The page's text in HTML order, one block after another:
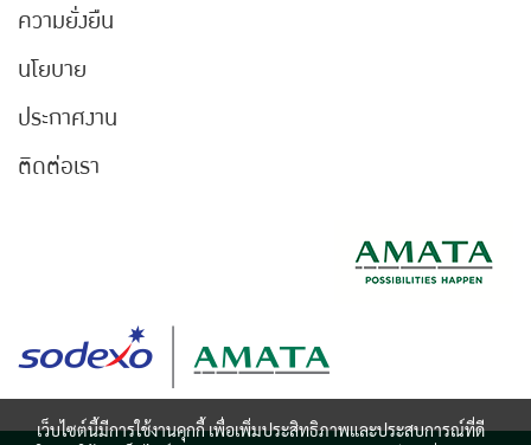
ความยั่งยืน
นโยบาย
ประกาศงาน
ติดต่อเรา
เว็บไซต์นี้มีการใช้งานคุกกี้ เพื่อเพิ่มประสิทธิภาพและประสบการณ์ที่ดี